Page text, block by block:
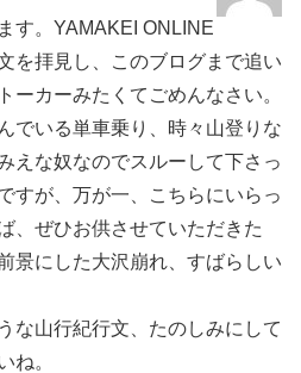
す。YAMAKEI ONLINE
を拝見し、このブログまで追い
ーカーみたくてごめんなさい。
でいる単車乗り、時々山登りな
えな奴なのでスルーして下さっ
すが、万が一、こちらにいらっ
、ぜひお供させていただきた
景にした大沢崩れ、すばらしい
な山行紀行文、たのしみにして
ね。